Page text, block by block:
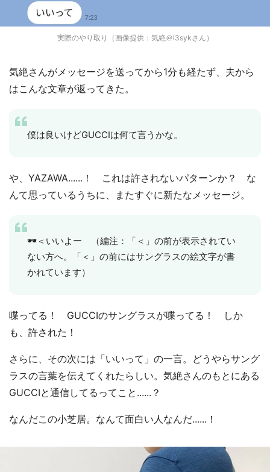
実際のやり取り（画像提供：気絶＠l3sykさん）
気絶さんがメッセージを送ってから1分も経たず、夫から
はこんな文章が返ってきた。
僕は良いけどGUCCIは何て言うかな。
や、YAZAWA......！ これは許されないパターンか？ な
んて思っているうちに、またすぐに新たなメッセージ。
🕶＜いいよー （編注：「＜」の前が表示されてい
ない方へ。「＜」の前にはサングラスの絵文字が書
かれています）
喋ってる！ GUCCIのサングラスが喋ってる！ しか
も、許された！
さらに、その次には「いいって」の一言。どうやらサング
ラスの言葉を伝えてくれたらしい。気絶さんのもとにある
GUCCIと通信してるってこと......？
なんだこの小芝居。なんて面白い人なんだ......！